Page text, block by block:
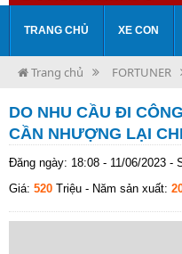
TRANG CHỦ XE CON
Trang chủ FORTUNER
DO NHU CẦU ĐI
CẦN NHƯỢNG LẠI
Đăng ngày: 18:08 - 11/06/2023 -
Giá: 520 Triệu - Năm sản xuất: